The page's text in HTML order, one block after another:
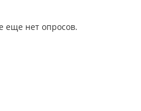
еще нет опросов.